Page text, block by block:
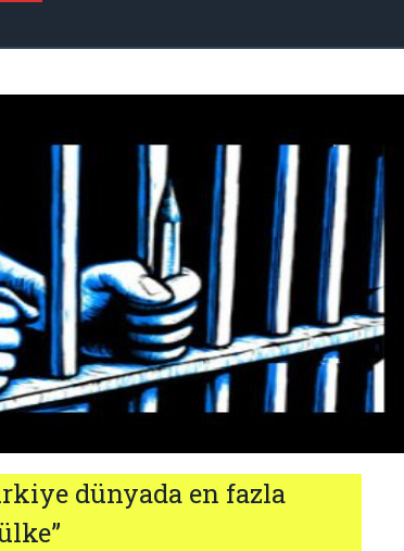
dünyada en fazla